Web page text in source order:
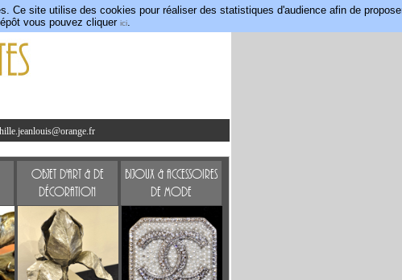
Ce site utilise des cookies pour réaliser des statistiques d'audience afin de
vous pouvez cliquer ici.
Objet d'art & de
Décoration
Bijoux & accessoires
de mode